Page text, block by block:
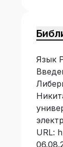
Язык
URL: